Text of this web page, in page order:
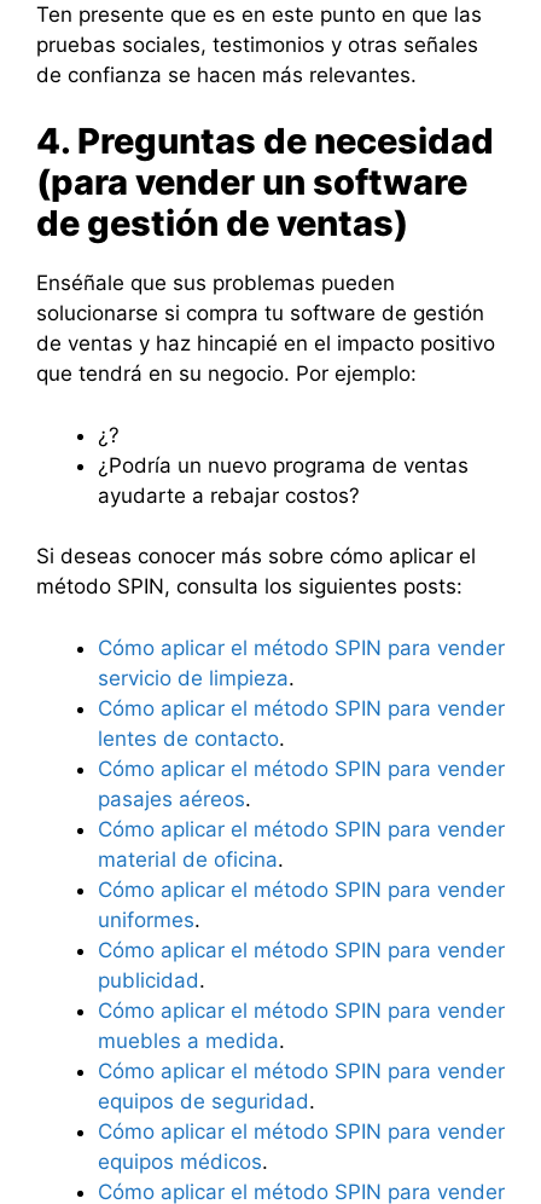
Ten presente que es en este punto en que las
pruebas sociales, testimonios y otras señales
de confianza se hacen más relevantes.
4. Preguntas de necesidad
(para vender un software
de gestión de ventas)
Enséñale que sus problemas pueden
solucionarse si compra tu software de gestión
de ventas y haz hincapié en el impacto positivo
que tendrá en su negocio. Por ejemplo:
¿?
¿Podría un nuevo programa de ventas
ayudarte a rebajar costos?
Si deseas conocer más sobre cómo aplicar el
método SPIN, consulta los siguientes posts:
Cómo aplicar el método SPIN para vender
servicio de limpieza.
Cómo aplicar el método SPIN para vender
lentes de contacto.
Cómo aplicar el método SPIN para vender
pasajes aéreos.
Cómo aplicar el método SPIN para vender
material de oficina.
Cómo aplicar el método SPIN para vender
uniformes.
Cómo aplicar el método SPIN para vender
publicidad.
Cómo aplicar el método SPIN para vender
muebles a medida.
Cómo aplicar el método SPIN para vender
equipos de seguridad.
Cómo aplicar el método SPIN para vender
equipos médicos.
Cómo aplicar el método SPIN para vender